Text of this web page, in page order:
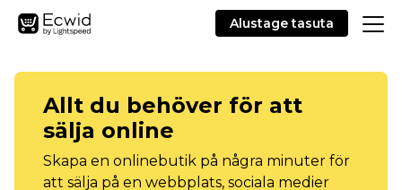
Alustage tasuta
Allt du behöver för att
sälja online
Skapa en onlinebutik på några minuter för
att sälja på en webbplats, sociala medier